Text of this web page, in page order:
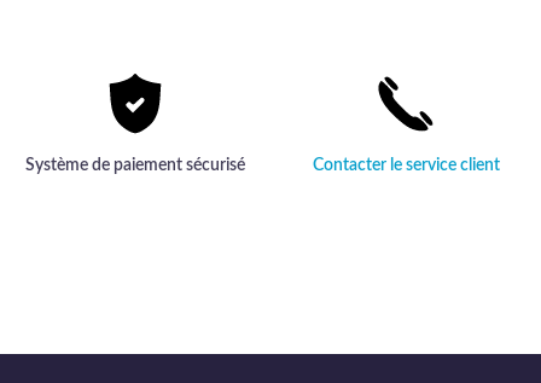
Système de paiement sécurisé Contacter le service client